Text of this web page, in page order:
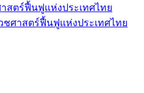
สตร์ฟื้นฟูแห่งประเทศไทย
ศาสตร์ฟื้นฟูแห่งประเทศไทย